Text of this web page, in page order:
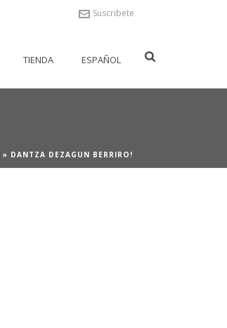
Suscribete
TIENDA ESPAÑOL
» DANTZA DEZAGUN BERRIRO!